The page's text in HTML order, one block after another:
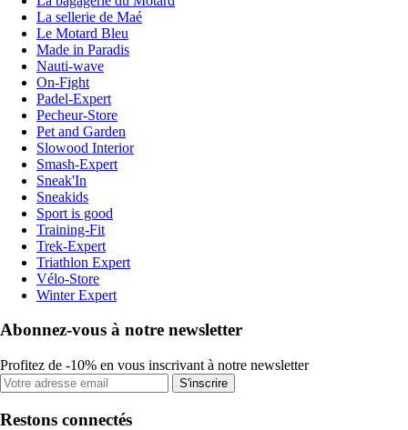
La sellerie de Maé
Le Motard Bleu
Made in Paradis
Nauti-wave
On-Fight
Padel-Expert
Pecheur-Store
Pet and Garden
Slowood Interior
Smash-Expert
Sneak'In
Sneakids
Sport is good
Training-Fit
Trek-Expert
Triathlon Expert
Vélo-Store
Winter Expert
Abonnez-vous à notre newsletter
Profitez de -10% en vous inscrivant à notre newsletter
S'inscrire
Restons connectés